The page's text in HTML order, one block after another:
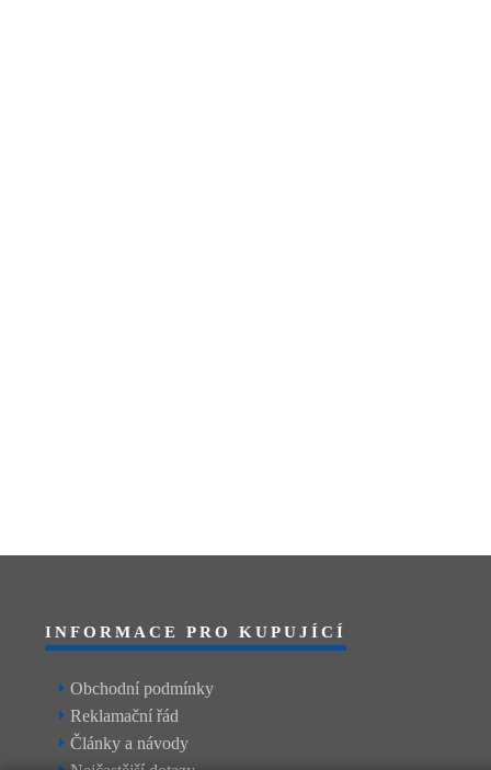
INFORMACE PRO KUPUJÍCÍ
Obchodní podmínky
Reklamační řád
Články a návody